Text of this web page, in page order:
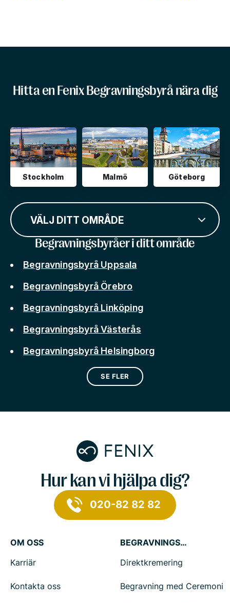
Hitta en Fenix Begravningsbyrå nära dig
Stockholm Malmö Göteborg
VÄLJ DITT OMRÅDE
Begravningsbyråer i ditt område
Begravningsbyrå Uppsala
Begravningsbyrå Örebro
Begravningsbyrå Linköping
Begravningsbyrå Västerås
Begravningsbyrå Helsingborg
SE FLER
Hur kan vi hjälpa dig?
020-82 82 82
OM OSS
Karriär
Kontakta oss
BEGRAVNINGSTJÄNSTER
Direktkremering
Begravning med Ceremoni